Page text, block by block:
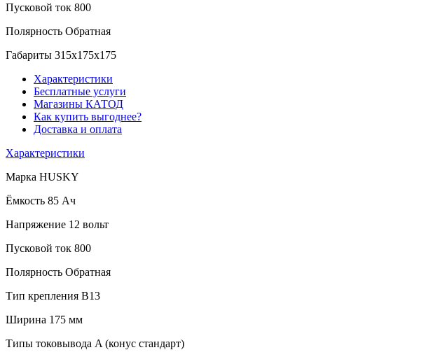
Пусковой ток 800
Полярность Обратная
Габариты 315x175x175
Характеристики
Бесплатные услуги
Магазины КАТОД
Как купить выгоднее?
Доставка и оплата
Характеристики
Марка HUSKY
Ёмкость 85 Ач
Напряжение 12 вольт
Пусковой ток 800
Полярность Обратная
Тип крепления B13
Ширина 175 мм
Типы токовывода A (конус стандарт)